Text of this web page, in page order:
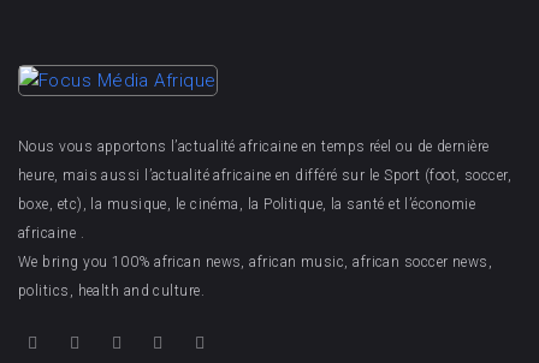
Nous vous apportons l’actualité africaine en temps réel ou de dernière
heure, mais aussi l’actualité africaine en différé sur le Sport (foot, soccer,
boxe, etc), la musique, le cinéma, la Politique, la santé et l’économie
africaine .
We bring you 100% african news, african music, african soccer news,
politics, health and culture.